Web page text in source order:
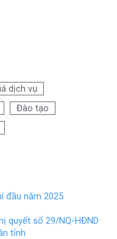
dịch vụ
Đào tạo
đầu năm 2025
quyết số 29/NQ-HĐND
tỉnh